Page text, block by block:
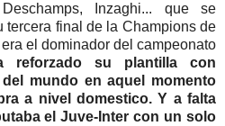
Deschamps, Inzaghi... que se
tercera final de la Championsde
el dominador del campeonato
reforzado su plantilla con
mundo en aquel momento
a nivel domestico. Y a falta
elJuve- Inter con un solo